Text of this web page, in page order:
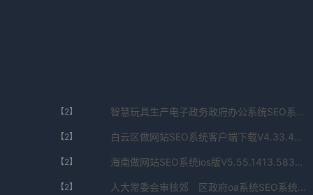
【2】 智慧玩具生产电子政务政府办公系统SEO系统安装包V4.972.735.0998免费下载
【2】 白云区做网站SEO系统客户端下载V4.33.48.715963免费下载
【2】 海南做网站SEO系统ios版V5.55.1413.5839免费下载
【2】 人大常委会审核郊 区政府oa系统SEO系统官网下载V7.8.7540.55851免费下载